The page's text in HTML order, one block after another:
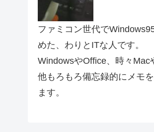
ファミコン世代で
めた、わりとITな人です。
WindowsやOffice、時々Mac
他もろもろ備忘録的にメモ
ます。